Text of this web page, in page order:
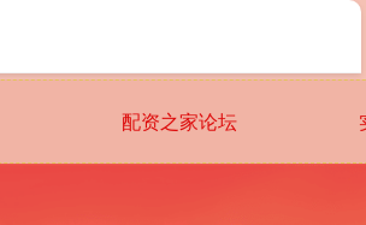
配资之家论坛